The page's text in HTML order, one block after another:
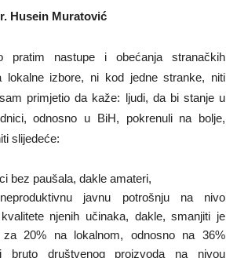
Husein Muratović
pratim nastupe i obećanja stranačkih
lokalne izbore, ni kod jedne stranke, niti
primjetio da kaže: ljudi, da bi stanje u
odnosno u BiH, pokrenuli na bolje,
slijedeće:
bez paušala, dakle amateri,
javnu potrošnju na nivo
njenih učinaka, dakle, smanjiti je
za 20% na lokalnom, odnosno na 36%
bruto društvenog proizvoda na nivou